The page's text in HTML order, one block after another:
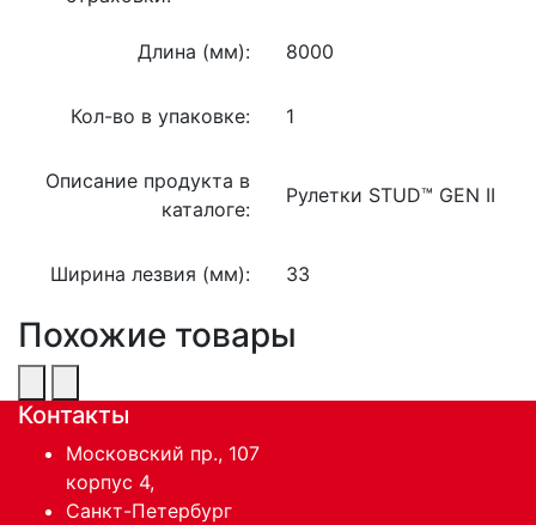
Длина (мм): 8000
Кол-во в упаковке: 1
Описание продукта в
каталоге:
Рулетки STUD™ GEN II
Ширина лезвия (мм): 33
Похожие товары
Контакты
Московский пр., 107
корпус 4,
Санкт-Петербург